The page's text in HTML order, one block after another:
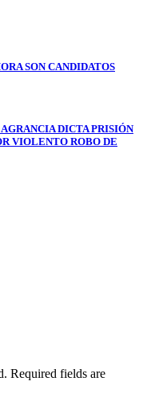
SON CANDIDATOS
DICTA PRISIÓN
VIOLENTO ROBO DE
Required fields are